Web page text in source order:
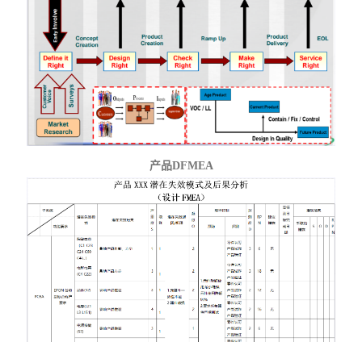
产品DFMEA